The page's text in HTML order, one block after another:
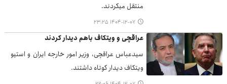
منتقل میکردند.
۱۴۰۴-۱۲-۰۷ ۲۳:۲۵
عراقچی و ویتکاف باهم دیدار کردند
سیدعباس عراقچی، وزیر امور خارجه ایران و استیو
ویتکاف دیدار کوتاه داشتند.